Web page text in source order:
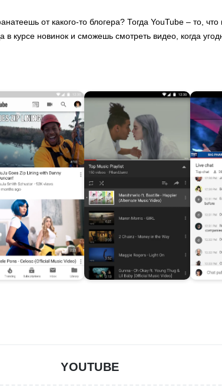
от какого-то блогера? Тогда YouTube – то, что
курсе новинок и сможешь смотреть видео, когда
YOUTUBE